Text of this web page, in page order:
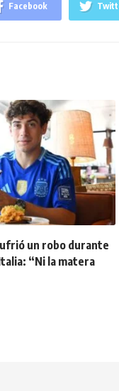
Facebook
un robo durante
“Ni la matera